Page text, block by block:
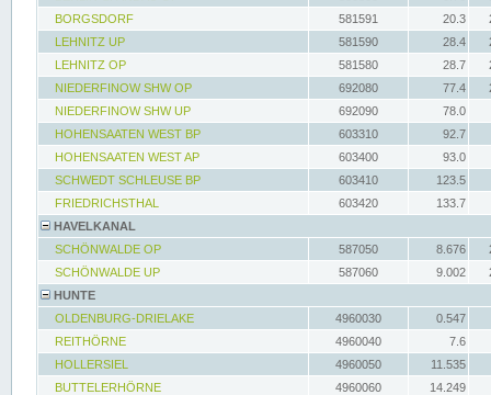
BORGSDORF
581591 20.3
LEHNITZ UP
581590 28.4
LEHNITZ OP
581580 28.7
NIEDERFINOW SHW OP
692080 77.4
NIEDERFINOW SHW UP
692090
78.0
HOHENSAATEN WEST BP
603310
92.7
HOHENSAATEN WEST AP
603400
93.0
SCHWEDT SCHLEUSE BP
603410
123.5
FRIEDRICHSTHAL
603420
133.7
HAVELKANAL
SCHÖNWALDE OP
587050 8.676
SCHÖNWALDE UP
587060 9.002
HUNTE
OLDENBURG-DRIELAKE
4960030
0.547
REITHÖRNE
4960040
7.6
HOLLERSIEL
4960050
11.535
BUTTELERHÖRNE
4960060
14.249